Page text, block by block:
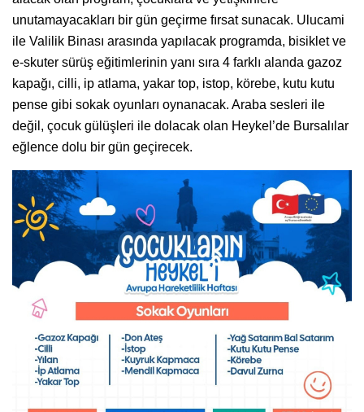
unutamayacakları bir gün geçirme fırsat sunacak. Ulucami
ile Valilik Binası arasında yapılacak programda, bisiklet ve
e-skuter sürüş eğitimlerinin yanı sıra 4 farklı alanda gazoz
kapağı, cilli, ip atlama, yakar top, istop, körebe, kutu kutu
pense gibi sokak oyunları oynanacak. Araba sesleri ile
değil, çocuk gülüşleri ile dolacak olan Heykel’de Bursalılar
eğlence dolu bir gün geçirecek.